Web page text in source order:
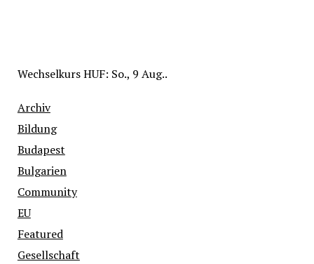
WechselkursHUF: So., 9 Aug..
Archiv
Bildung
Budapest
Bulgarien
Community
EU
Featured
Gesellschaft